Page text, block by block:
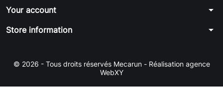
Your account arrow_drop_down
Store information arrow_drop_down
© 2026 - Tous droits réservés Mecarun - Réalisation agence
WebXY